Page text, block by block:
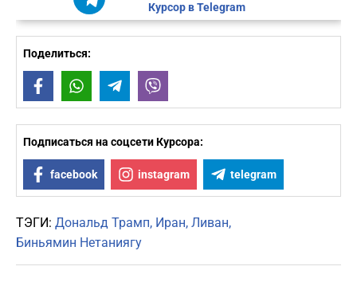
Курсор в Telegram
Поделиться:
FacebookWhatsAppTelegram
Подписаться на соцсети Курсора:
facebook instagram telegram
ТЭГИ: Дональд Трамп Иран Ливан
Биньямин Нетаниягу